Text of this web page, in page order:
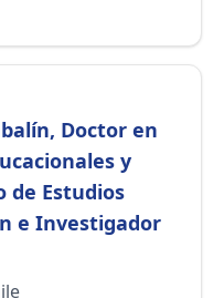
Doctor en
y
de Estudios
e Investigador